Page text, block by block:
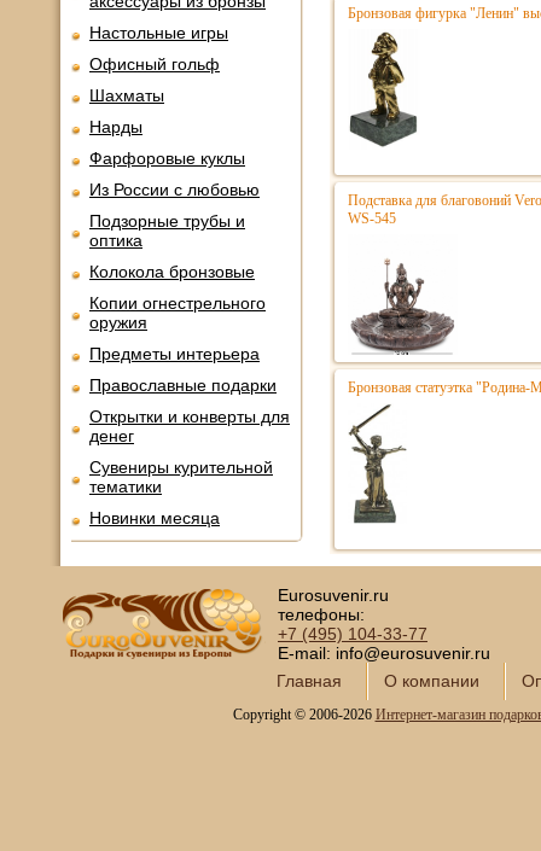
Настольные игры
Офисный гольф
Шахматы
Нарды
Фарфоровые куклы
Из России с любовью
Подзорные трубы и
оптика
Колокола бронзовые
Копии огнестрельного
оружия
Предметы интерьера
Православные подарки
Открытки и конверты для
денег
Сувениры курительной
тематики
Новинки месяца
Бронзовая фигурка "Ленин"
Подставка для благовоний
WS-545
Бронзовая статуэтка "Родина-
Eurosuvenir.ru
телефоны:
+7 (495) 104-33-77
E-mail: info@eurosuvenir.ru
Главная
О компании
Copyright © 2006-2026 Интернет-магазин